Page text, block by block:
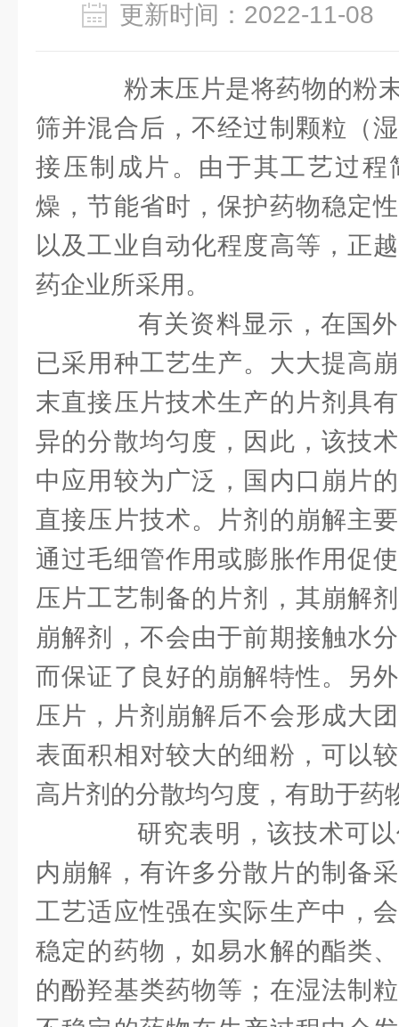
更新时间：2022-11-
粉末压片是将药物的粉
筛并混合后，不经过制颗粒（
接压制成片。由于其工艺过程
燥，节能省时，保护药物稳定
以及工业自动化程度高等，正
药企业所采用。
有关资料显示，在国外
已采用种工艺生产。大大提高
末直接压片技术生产的片剂具
异的分散均匀度，因此，该技
中应用较为广泛，国内口崩片
直接压片技术。片剂的崩解主
通过毛细管作用或膨胀作用促
压片工艺制备的片剂，其崩解
崩解剂，不会由于前期接触水
而保证了良好的崩解特性。另
压片，片剂崩解后不会形成大
表面积相对较大的细粉，可以
高片剂的分散均匀度，有助于药
研究表明，该技术可以
内崩解，有许多分散片的制备
工艺适应性强在实际生产中，
稳定的药物，如易水解的酯类
的酚羟基类药物等；在湿法制